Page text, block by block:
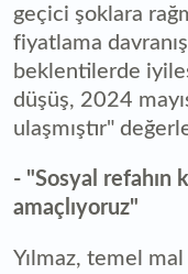
geçici şoklara
fiyatlama
beklentilerde
düşüş, 2024
ulaşmıştır"
- "Sosyal refahın
amaçlıyoruz"
Yılmaz, temel